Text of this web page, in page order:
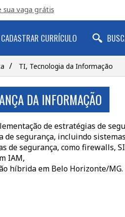
sua vaga grátis
CADASTRAR CURRÍCULO
/ TI, Tecnologia da Informação
DA INFORMAÇÃO
de estratégias de
de segurança, incluindo
de segurança, como firewalls,
IAM,
híbrida em Belo Horizonte/MG.